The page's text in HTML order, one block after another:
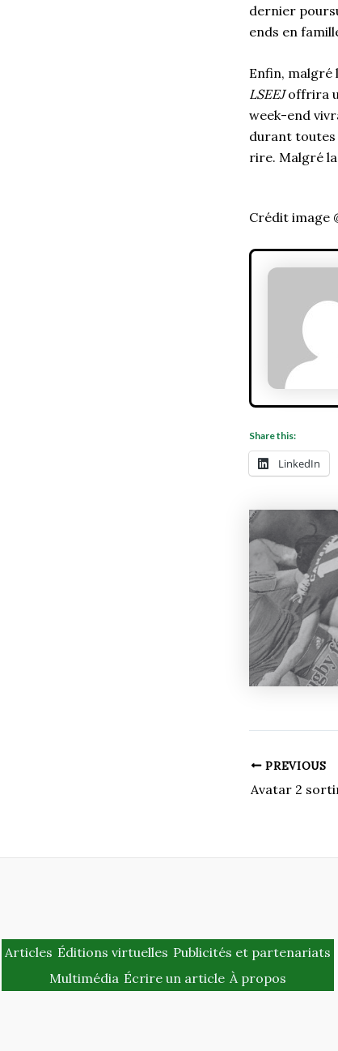
dernier
ends en
Enfin, malgré
LSEEJoffrira
week-end
durant toutes
rire. Malgré
Crédit image
Share this:
LinkedIn
PREVIOUS
Avatar 2
Articles Éditions virtuelles Publicités et partenariats
Multimédia Écrire un article À propos